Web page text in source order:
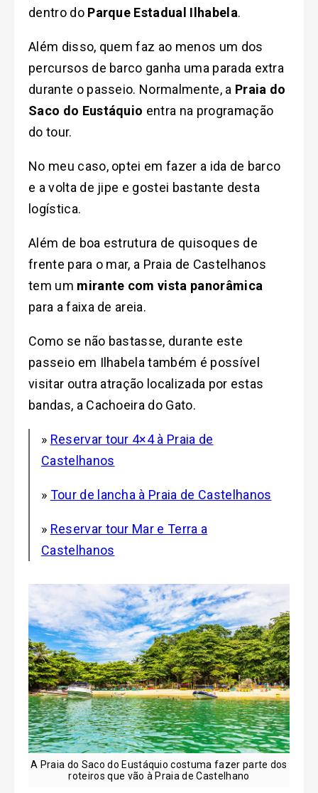
dentro do Parque Estadual Ilhabela.
Além disso, quem faz ao menos um dos
percursos de barco ganha uma parada extra
durante o passeio. Normalmente, a Praia do
Saco do Eustáquio entra na programação
do tour.
No meu caso, optei em fazer a ida de barco
e a volta de jipe e gostei bastante desta
logística.
Além de boa estrutura de quisoques de
frente para o mar, a Praia de Castelhanos
tem um mirante com vista panorâmica
para a faixa de areia.
Como se não bastasse, durante este
passeio em Ilhabela também é possível
visitar outra atração localizada por estas
bandas, a Cachoeira do Gato.
» Reservar tour 4×4 à Praia de
Castelhanos
» Tour de lancha à Praia de Castelhanos
» Reservar tour Mar e Terra a
Castelhanos
A Praia do Saco do Eustáquio costuma fazer parte dos
roteiros que vão à Praia de Castelhano